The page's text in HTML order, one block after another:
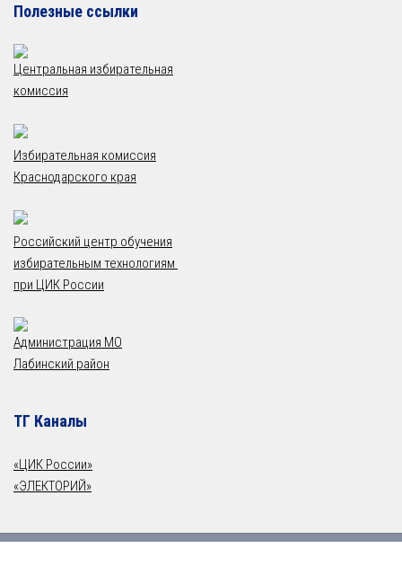
Полезные ссылки
Центральная избирательная
комиссия
Избирательная комиссия
Краснодарского края
Российский центр обучения
избирательным технологиям
при ЦИК России
Администрация МО
Лабинский район
ТГ Каналы
«ЦИК России»
«ЭЛЕКТОРИЙ»